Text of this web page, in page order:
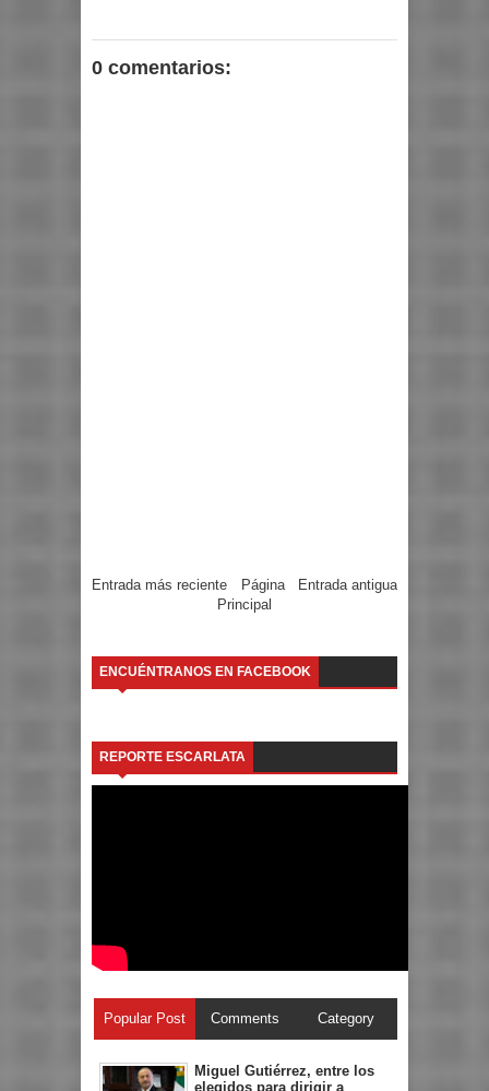
0 comentarios:
Entrada más reciente Entrada antigua
Página
Principal
ENCUÉNTRANOS EN FACEBOOK
REPORTE ESCARLATA
Popular Post Comments Category
Miguel Gutiérrez, entre los
elegidos para dirigir a